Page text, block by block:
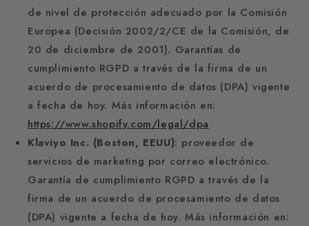
de nivel de protección adecuado por la Comisión
Europea (Decisión 2002/2/CE de la Comisión, de
20 de diciembre de 2001). Garantías de
cumplimiento RGPD a través de la firma de un
acuerdo de procesamiento de datos (DPA) vigente
a fecha de hoy. Más información en:
https://www.shopify.com/legal/dpa
Klaviyo Inc. (Boston, EEUU): proveedor de
servicios de marketing por correo electrónico.
Garantía de cumplimiento RGPD a través de la
firma de un acuerdo de procesamiento de datos
(DPA) vigente a fecha de hoy. Más información en: